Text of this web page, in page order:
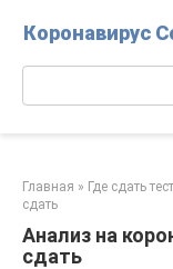
Коронавирус
Главная » Где сдать тест
сдать
Анализ на
сдать